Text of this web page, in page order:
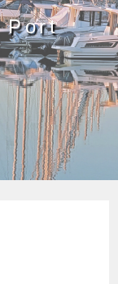
Port